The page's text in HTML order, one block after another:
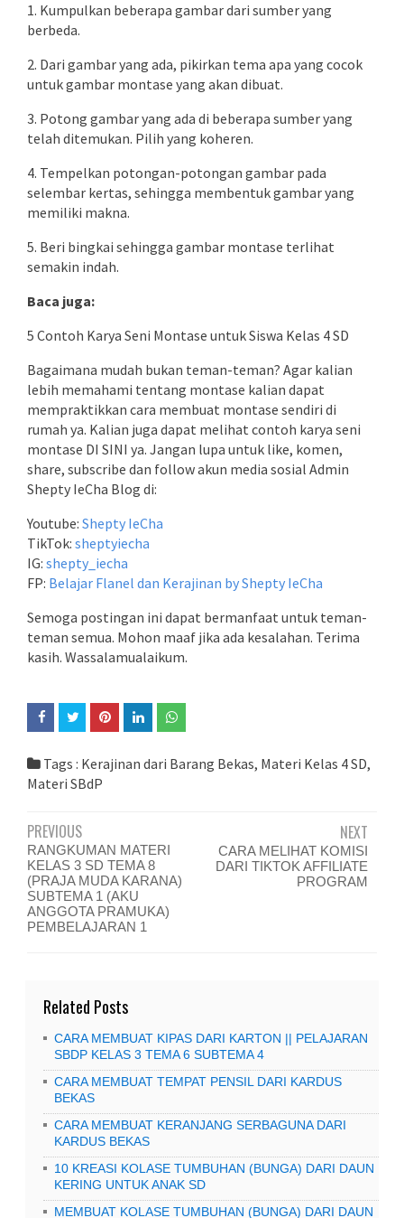
1. Kumpulkan beberapa gambar dari sumber yang
berbeda.
2. Dari gambar yang ada, pikirkan tema apa yang cocok
untuk gambar montase yang akan dibuat.
3. Potong gambar yang ada di beberapa sumber yang
telah ditemukan. Pilih yang koheren.
4. Tempelkan potongan-potongan gambar pada
selembar kertas, sehingga membentuk gambar yang
memiliki makna.
5. Beri bingkai sehingga gambar montase terlihat
semakin indah.
Baca juga:
5 Contoh Karya Seni Montase untuk Siswa Kelas 4 SD
Bagaimana mudah bukan teman-teman? Agar kalian
lebih memahami tentang montase kalian dapat
mempraktikkan cara membuat montase sendiri di
rumah ya. Kalian juga dapat melihat contoh karya seni
montase DI SINI ya. Jangan lupa untuk like, komen,
share, subscribe dan follow akun media sosial Admin
Shepty IeCha Blog di:
Youtube: Shepty IeCha
TikTok: sheptyiecha
IG: shepty_iecha
FP: Belajar Flanel dan Kerajinan by Shepty IeCha
Semoga postingan ini dapat bermanfaat untuk teman-
teman semua. Mohon maaf jika ada kesalahan. Terima
kasih. Wassalamualaikum.
Tags : Kerajinan dari Barang Bekas, Materi Kelas 4 SD,
Materi SBdP
PREVIOUS
RANGKUMAN MATERI
KELAS 3 SD TEMA 8
(PRAJA MUDA KARANA)
SUBTEMA 1 (AKU
ANGGOTA PRAMUKA)
PEMBELAJARAN 1
NEXT
CARA MELIHAT KOMISI
DARI TIKTOK AFFILIATE
PROGRAM
Related Posts
CARA MEMBUAT KIPAS DARI KARTON || PELAJARAN
SBDP KELAS 3 TEMA 6 SUBTEMA 4
CARA MEMBUAT TEMPAT PENSIL DARI KARDUS
BEKAS
CARA MEMBUAT KERANJANG SERBAGUNA DARI
KARDUS BEKAS
10 KREASI KOLASE TUMBUHAN (BUNGA) DARI DAUN
KERING UNTUK ANAK SD
MEMBUAT KOLASE TUMBUHAN (BUNGA) DARI DAUN